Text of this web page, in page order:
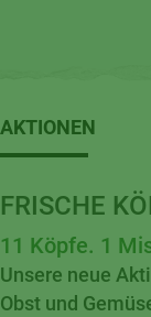
AKTIONEN
FRISCHE
11 Köpfe. 1
Unsere neue
Obst und